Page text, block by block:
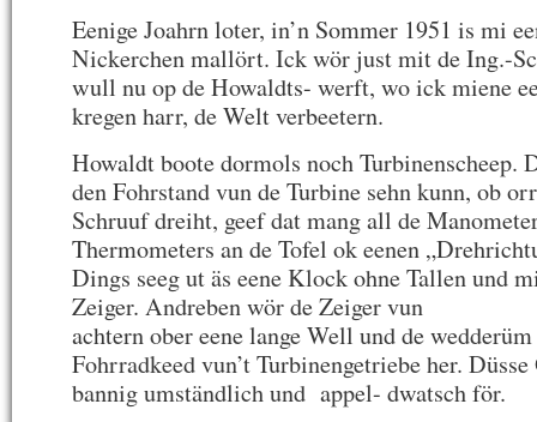
Eenige Joahrn loter, in’n Sommer 1951 is mi
Nickerchen mallört. Ick wör just mit de Ing.-
wull nu op de Howaldts- werft, wo ick miene
kregen harr, de Welt verbeetern.
Howaldt boote dormols noch Turbinenscheep.
den Fohrstand vun de Turbine sehn kunn, ob
Schruuf dreiht, geef dat mang all de
Thermometers an de Tofel ok eenen
Dings seeg ut äs eene Klock ohne Tallen und
Zeiger. Andreben wör de Zeiger vun
achtern ober eene lange Well und de
Fohrradkeed vun’t Turbinengetriebe her.
bannig umständlich und appel- dwatsch för.